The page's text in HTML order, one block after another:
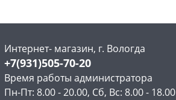
Интернет- магазин, г. Вологда
+7(931)505-70-20
Время работы администратора
Пн-Пт: 8.00 - 20.00, Сб, Вс: 8.00 - 18.00
раз в 2 недели